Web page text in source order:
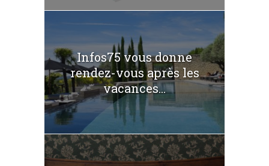
Infos75 vous donne
rendez-vous après les
vacances...